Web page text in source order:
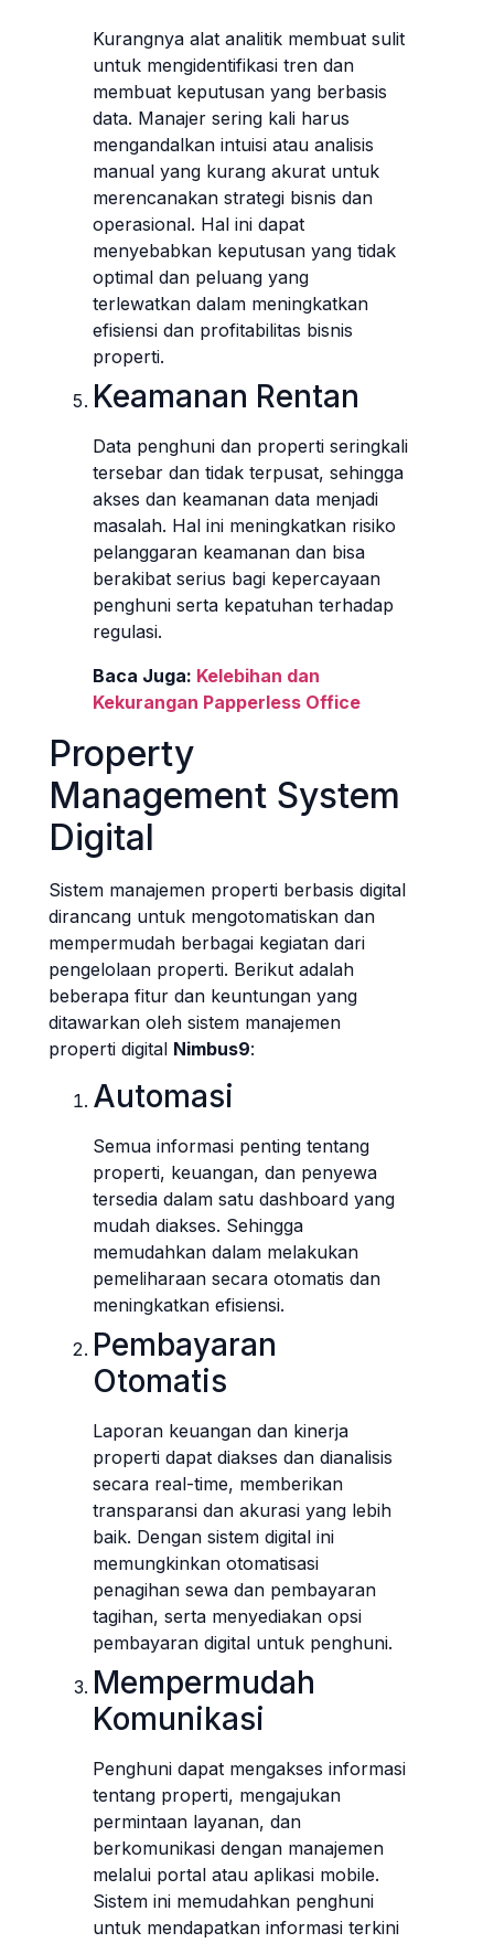
Kurangnya alat analitik membuat sulit
untuk mengidentifikasi tren dan
membuat keputusan yang berbasis
data. Manajer sering kali harus
mengandalkan intuisi atau analisis
manual yang kurang akurat untuk
merencanakan strategi bisnis dan
operasional. Hal ini dapat
menyebabkan keputusan yang tidak
optimal dan peluang yang
terlewatkan dalam meningkatkan
efisiensi dan profitabilitas bisnis
properti.
Keamanan Rentan
Data penghuni dan properti seringkali
tersebar dan tidak terpusat, sehingga
akses dan keamanan data menjadi
masalah. Hal ini meningkatkan risiko
pelanggaran keamanan dan bisa
berakibat serius bagi kepercayaan
penghuni serta kepatuhan terhadap
regulasi.
Baca Juga: Kelebihan dan
Kekurangan Papperless Office
Property
Management System
Digital
Sistem manajemen properti berbasis digital
dirancang untuk mengotomatiskan dan
mempermudah berbagai kegiatan dari
pengelolaan properti. Berikut adalah
beberapa fitur dan keuntungan yang
ditawarkan oleh sistem manajemen
properti digital Nimbus9:
Automasi
Semua informasi penting tentang
properti, keuangan, dan penyewa
tersedia dalam satu dashboard yang
mudah diakses. Sehingga
memudahkan dalam melakukan
pemeliharaan secara otomatis dan
meningkatkan efisiensi.
Pembayaran
Otomatis
Laporan keuangan dan kinerja
properti dapat diakses dan dianalisis
secara real-time, memberikan
transparansi dan akurasi yang lebih
baik. Dengan sistem digital ini
memungkinkan otomatisasi
penagihan sewa dan pembayaran
tagihan, serta menyediakan opsi
pembayaran digital untuk penghuni.
Mempermudah
Komunikasi
Penghuni dapat mengakses informasi
tentang properti, mengajukan
permintaan layanan, dan
berkomunikasi dengan manajemen
melalui portal atau aplikasi mobile.
Sistem ini memudahkan penghuni
untuk mendapatkan informasi terkini